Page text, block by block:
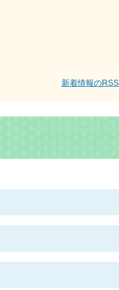
新着情報のRSS